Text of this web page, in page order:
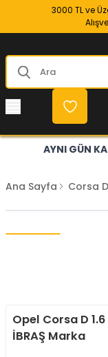
3000 TL ve
AYNI GÜN
Ana Sayfa Corsa
Opel Corsa D
İBRAŞ Marka